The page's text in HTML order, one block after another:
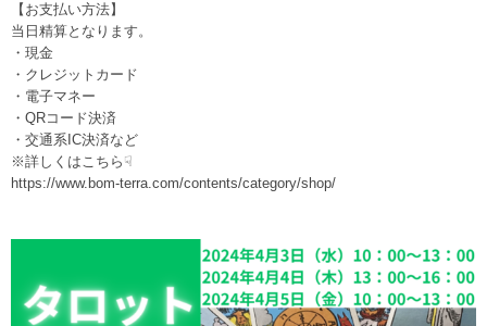
【お支払い方法】
当日精算となります。
・現金
・クレジットカード
・電子マネー
・QRコード決済
・交通系IC決済など
※詳しくはこちら☟
https://www.bom-terra.com/contents/category/shop/